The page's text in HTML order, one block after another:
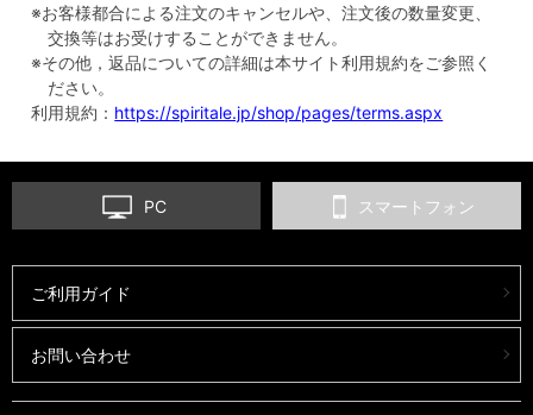
※お客様都合による注文のキャンセルや、注文後の数量変更、
交換等はお受けすることができません。
※その他，返品についての詳細は本サイト利用規約をご参照く
ださい。
利用規約： https://spiritale.jp/shop/pages/terms.aspx
PC スマートフォン
ご利用ガイド
お問い合わせ